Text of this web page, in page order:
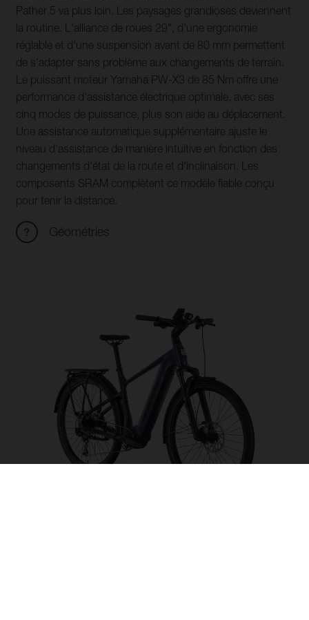
Pather 5 va plus loin. Les paysages grandioses deviennent
la routine. L'alliance de roues 29", d'une ergonomie
réglable et d'une suspension avant de 80 mm permettent
de s'adapter sans problème aux changements de terrain.
Le puissant moteur Yamaha PW-X3 de 85 Nm offre une
performance d'assistance électrique optimale, avec ses
cinq modes de puissance, plus son aide au déplacement.
Une assistance automatique supplémentaire ajuste le
niveau d'assistance de manière intuitive en fonction des
changements d'état de la route et d'inclinaison. Les
composants SRAM complètent ce modèle fiable conçu
pour tenir la distance.
Géométries